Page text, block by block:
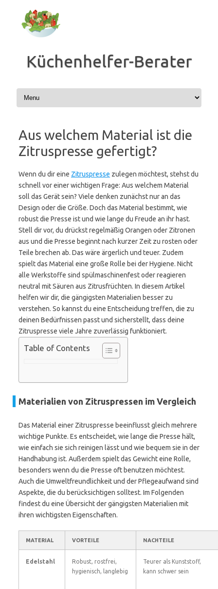
springen
Küchenhelfer-Berater
Aus welchem Material ist die
Zitruspresse gefertigt?
Wenn du dir eine Zitruspresse zulegen möchtest, stehst du
schnell vor einer wichtigen Frage: Aus welchem Material
soll das Gerät sein? Viele denken zunächst nur an das
Design oder die Größe. Doch das Material bestimmt, wie
robust die Presse ist und wie lange du Freude an ihr hast.
Stell dir vor, du drückst regelmäßig Orangen oder Zitronen
aus und die Presse beginnt nach kurzer Zeit zu rosten oder
Teile brechen ab. Das wäre ärgerlich und teuer. Zudem
spielt das Material eine große Rolle bei der Hygiene. Nicht
alle Werkstoffe sind spülmaschinenfest oder reagieren
neutral mit Säuren aus Zitrusfrüchten. In diesem Artikel
helfen wir dir, die gängigsten Materialien besser zu
verstehen. So kannst du eine Entscheidung treffen, die zu
deinen Bedürfnissen passt und sicherstellt, dass deine
Zitruspresse viele Jahre zuverlässig funktioniert.
Table of Contents
Materialien von Zitruspressen im Vergleich
Das Material einer Zitruspresse beeinflusst gleich mehrere
wichtige Punkte. Es entscheidet, wie lange die Presse hält,
wie einfach sie sich reinigen lässt und wie bequem sie in der
Handhabung ist. Außerdem spielt das Gewicht eine Rolle,
besonders wenn du die Presse oft benutzen möchtest.
Auch die Umweltfreundlichkeit und der Pflegeaufwand sind
Aspekte, die du berücksichtigen solltest. Im Folgenden
findest du eine Übersicht der gängigsten Materialien mit
ihren wichtigsten Eigenschaften.
MATERIAL VORTEILE NACHTEILE
Edelstahl
Robust, rostfrei,
hygienisch, langlebig
Teurer als Kunststoff,
kann schwer sein